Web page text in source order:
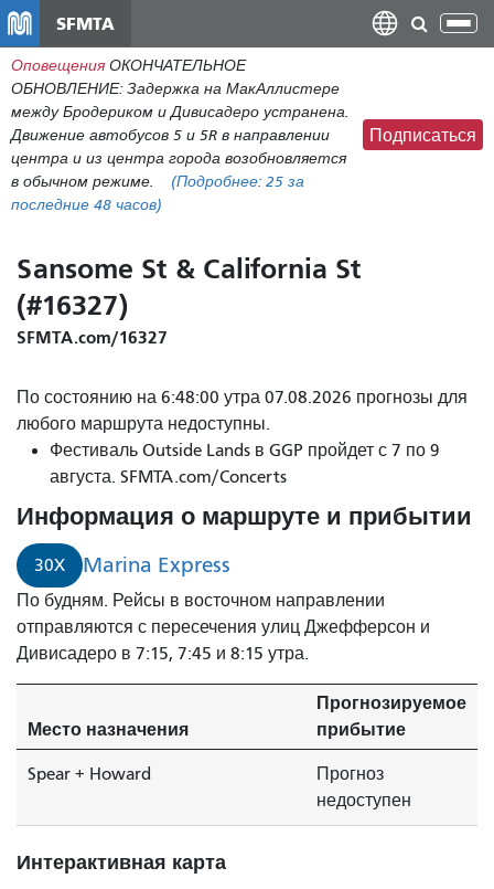
содержанию
SFMTA
Оповещения ОКОНЧАТЕЛЬНОЕ
ОБНОВЛЕНИЕ: Задержка на МакАллистере
между Бродериком и Дивисадеро устранена.
Движение автобусов 5 и 5R в направлении
центра и из центра города возобновляется
в обычном режиме.
(Подробнее: 25 за
последние 48 часов)
Подписаться
Sansome St & California St
(#16327)
SFMTA.com/16327
По состоянию на 6:48:00 утра 07.08.2026 прогнозы для
любого маршрута недоступны.
Фестиваль Outside Lands в GGP пройдет с 7 по 9
августа. SFMTA.com/Concerts
Информация о маршруте и прибытии
30X Marina Express
По будням. Рейсы в восточном направлении
отправляются с пересечения улиц Джефферсон и
Дивисадеро в 7:15, 7:45 и 8:15 утра.
Место назначения
Прогнозируемое
прибытие
Spear + Howard
Прогноз
недоступен
Интерактивная карта